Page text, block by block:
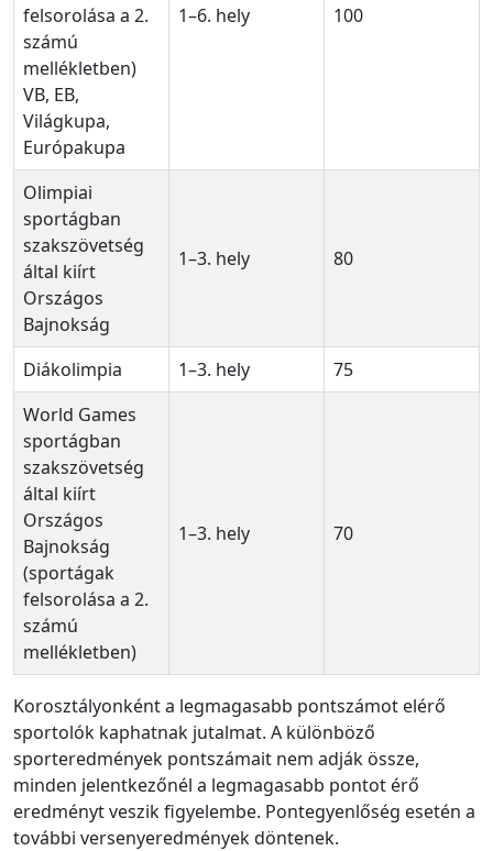
felsorolása a 2.
számú
mellékletben)
VB, EB,
Világkupa,
Európakupa
1–6. hely 100
Olimpiai
sportágban
szakszövetség
által kiírt
Országos
Bajnokság
1–3. hely 80
Diákolimpia 1–3. hely
75
World Games
sportágban
szakszövetség
által kiírt
Országos
Bajnokság
(sportágak
felsorolása a 2.
számú
mellékletben)
1–3. hely 70
Korosztályonként a legmagasabb pontszámot elérő
sportolók kaphatnak jutalmat. A különböző
sporteredmények pontszámait nem adják össze,
minden jelentkezőnél a legmagasabb pontot érő
eredményt veszik figyelembe. Pontegyenlőség esetén a
további versenyeredmények döntenek.